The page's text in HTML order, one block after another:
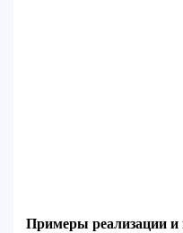
Примеры реализации